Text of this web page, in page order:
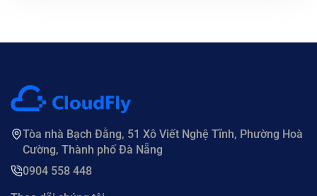
Tòa nhà Bạch Đằng, 51 Xô Viết Nghệ Tĩnh, Phường Hoà
Cường, Thành phố Đà Nẵng
0904 558 448